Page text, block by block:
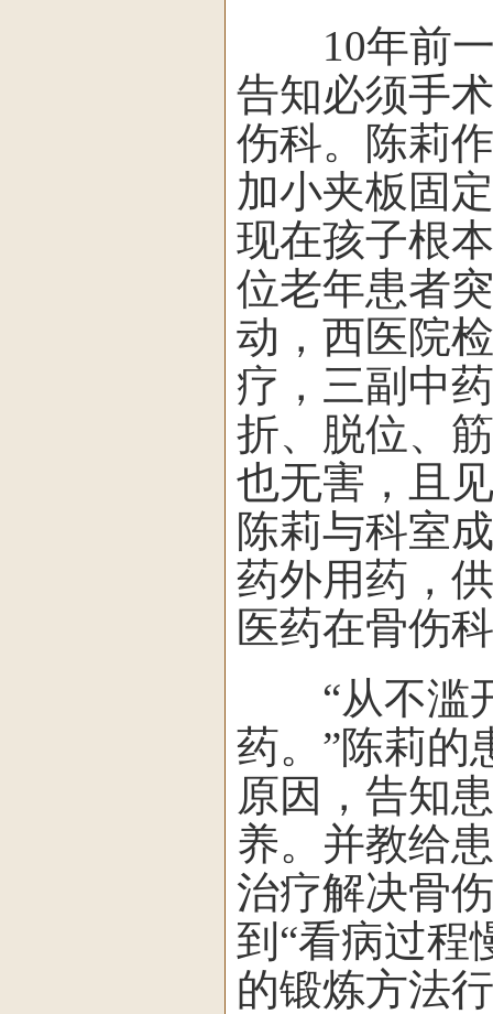
10年前一
告知必须手
伤科。陈莉
加小夹板固
现在孩子根
位老年患者
动，西医院
疗，三副中
折、脱位、
也无害，且
陈莉与科室
药外用药，
医药在骨伤
“从不滥开
药。”陈莉的
原因，告知
养。并教给
治疗解决骨
到“看病过程
的锻炼方法